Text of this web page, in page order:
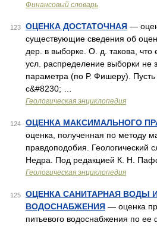
Финансовый словарь
123 ОЦЕНКА ДОСТАТОЧНАЯ —
существующие сведения об
дер. в выборке. О. д. такова, что
усл. распределение выборки не
параметра (по Р. Фишеру).
с&#8230; …
Геологическая энциклопедия
124 ОЦЕНКА МАКСИМАЛЬНОГО
оценка, полученная по методу
правдоподобия. Геологический
Недра. Под редакцией К. Н.
Геологическая энциклопедия
125
ОЦЕНКА САНИТАРНАЯ ВОДЫ
ВОДОСНАБЖЕНИЯ — оценка
питьевого водоснабжения по ее